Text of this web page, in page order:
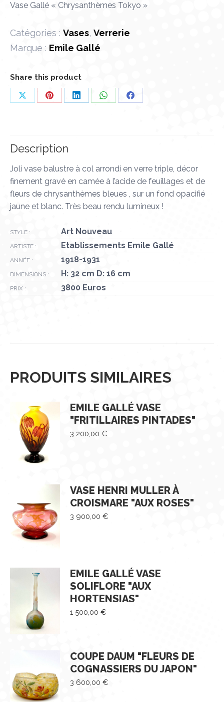
Vase Gallé « Chrysanthèmes Tokyo »
Catégories : Vases, Verrerie
Marque : Emile Gallé
Share this product
PartagerPartagerPartagerPartagerPartager
Description
Joli vase balustre à col arrondi en verre triple, décor
finement gravé en camée à l’acide de feuillages et de
fleurs de chrysanthèmes bleues , sur un fond opacifié
jaune et blanc. Très beau rendu lumineux !
STYLE : Art Nouveau
ARTISTE : Etablissements Emile Gallé
ANNÉE : 1918-1931
DIMENSIONS : H: 32 cm D: 16 cm
PRIX : 3800 Euros
PRODUITS SIMILAIRES
EMILE GALLÉ VASE
"FRITILLAIRES PINTADES"
3 200,00 €
VASE HENRI MULLER À
CROISMARE "AUX ROSES"
3 900,00 €
EMILE GALLÉ VASE
SOLIFLORE "AUX
HORTENSIAS"
1 500,00 €
COUPE DAUM "FLEURS DE
COGNASSIERS DU JAPON"
3 600,00 €